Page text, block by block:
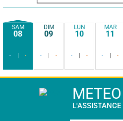
SAM
08
- -
DIM
09
- -
LUN
10
- -
MAR
11
- -
METEO
L'ASSISTANCE